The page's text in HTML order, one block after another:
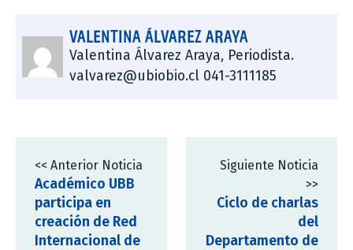
VALENTINA ÁLVAREZ ARAYA
Valentina Álvarez Araya, Periodista.
valvarez@ubiobio.cl 041-3111185
<< Anterior Noticia
Académico UBB
participa en
creación de Red
Internacional de
Siguiente Noticia
>>
Ciclo de charlas
del
Departamento de